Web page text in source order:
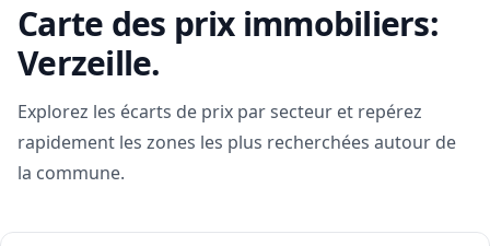
Carte des prix immobiliers:
Verzeille.
Explorez les écarts de prix par secteur et repérez
rapidement les zones les plus recherchées autour de
la commune.